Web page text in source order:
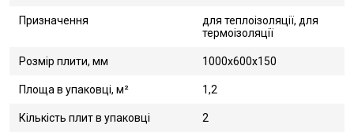
Призначення
для теплоізоляції, для
термоізоляції
Розмір плити, мм 1000x600x150
Площа в упаковці, м² 1,2
Кількість плит в упаковці 2